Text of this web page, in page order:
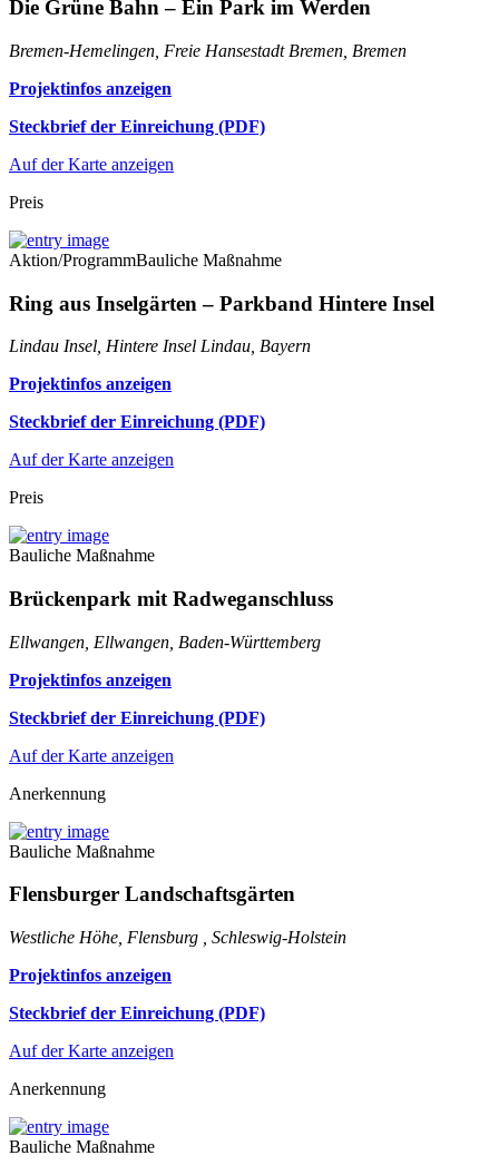
Die Grüne Bahn – Ein Park im Werden
Bremen-Hemelingen, Freie Hansestadt Bremen, Bremen
Projektinfos anzeigen
Steckbrief der Einreichung (PDF)
Auf der Karte anzeigen
Preis
Aktion/ProgrammBauliche Maßnahme
Ring aus Inselgärten – Parkband Hintere Insel
Lindau Insel, Hintere Insel Lindau, Bayern
Projektinfos anzeigen
Steckbrief der Einreichung (PDF)
Auf der Karte anzeigen
Preis
Bauliche Maßnahme
Brückenpark mit Radweganschluss
Ellwangen, Ellwangen, Baden-Württemberg
Projektinfos anzeigen
Steckbrief der Einreichung (PDF)
Auf der Karte anzeigen
Anerkennung
Bauliche Maßnahme
Flensburger Landschaftsgärten
Westliche Höhe, Flensburg , Schleswig-Holstein
Projektinfos anzeigen
Steckbrief der Einreichung (PDF)
Auf der Karte anzeigen
Anerkennung
Bauliche Maßnahme